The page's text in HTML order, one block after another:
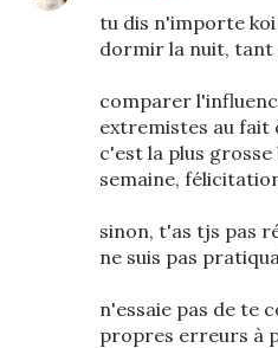
tu dis n'importe
dormir la nuit, tant
comparer
extremistes au fait
c'est la plus grosse
semaine,
sinon, t'as tjs pas
ne suis pas
n'essaie pas de te
propres erreurs à